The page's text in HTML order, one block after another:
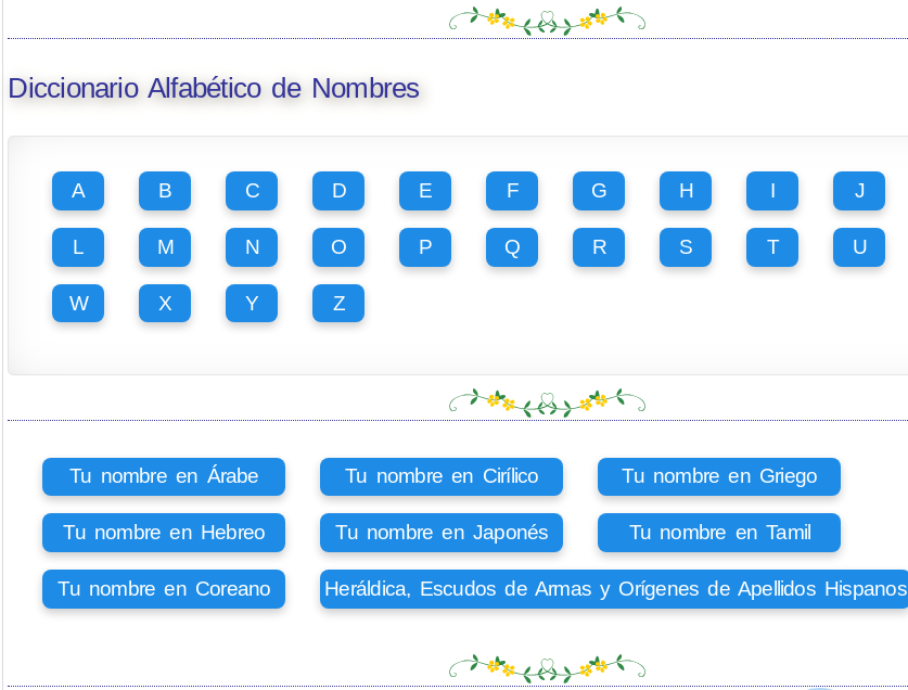
Diccionario Alfabético de Nombres
A B C D E F G H I J
L M N O P Q R S T U
W X Y Z
Tu nombre en Árabe Tu nombre en Cirílico Tu nombre en Griego
Tu nombre en Hebreo Tu nombre en Japonés Tu nombre en Tamil
Tu nombre en Coreano Heráldica, Escudos de Armas y Orígenes de Apellidos Hispanos